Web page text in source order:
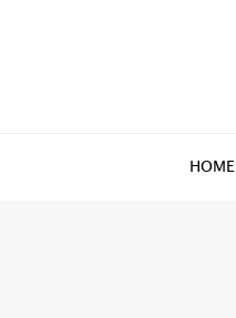
HOME